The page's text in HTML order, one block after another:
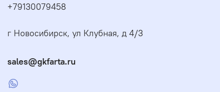
+79130079458
г Новосибирск, ул Клубная, д 4/3
sales@gkfarta.ru